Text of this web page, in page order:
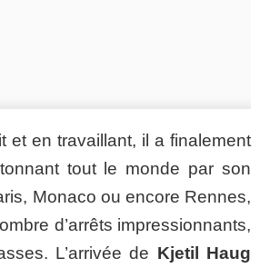
et en travaillant, il a finalement
tout le monde par son
Monaco ou encore Rennes,
d’arrêts impressionnants,
L’arrivée de Kjetil Haug